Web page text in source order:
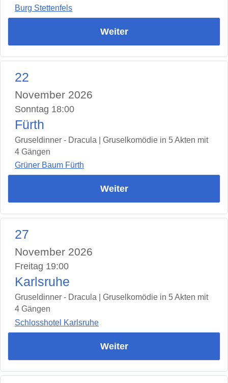
Burg Stettenfels
Weiter
22
November 2026
Sonntag 18:00
Fürth
Gruseldinner - Dracula | Gruselkomödie in 5 Akten mit
4 Gängen
Grüner Baum Fürth
Weiter
27
November 2026
Freitag 19:00
Karlsruhe
Gruseldinner - Dracula | Gruselkomödie in 5 Akten mit
4 Gängen
Schlosshotel Karlsruhe
Weiter